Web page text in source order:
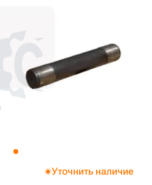
Уточнить наличие